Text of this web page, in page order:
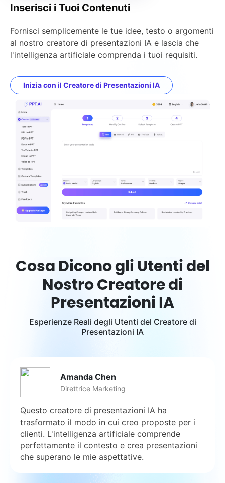
Inserisci i Tuoi Contenuti
Fornisci semplicemente le tue idee, testo o argomenti
al nostro creatore di presentazioni IA e lascia che
l'intelligenza artificiale comprenda i tuoi requisiti.
Inizia con il Creatore di Presentazioni IA
Cosa Dicono gli Utenti del
Nostro Creatore di
Presentazioni IA
Esperienze Reali degli Utenti del Creatore di
Presentazioni IA
Amanda Chen
Direttrice Marketing
Questo creatore di presentazioni IA ha
trasformato il modo in cui creo proposte per i
clienti. L'intelligenza artificiale comprende
perfettamente il contesto e crea presentazioni
che superano le mie aspettative.